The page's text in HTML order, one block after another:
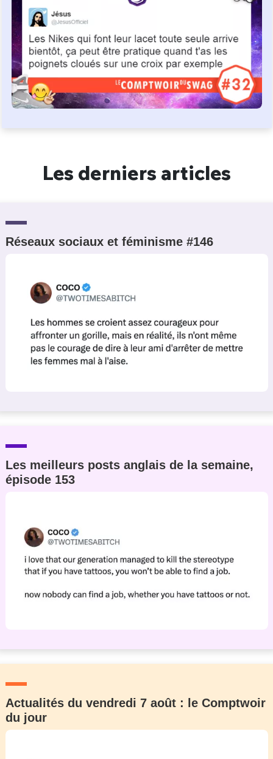
Les derniers articles
Réseaux sociaux et féminisme #146
Les meilleurs posts anglais de la semaine,
épisode 153
Actualités du vendredi 7 août : le Comptwoir
du jour